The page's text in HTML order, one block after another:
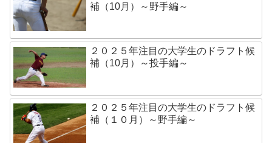
補（10月）～野手編～
２０２５年注目の大学生のドラフト候
補（10月）～投手編～
２０２５年注目の大学生のドラフト候
補（１０月）～野手編～